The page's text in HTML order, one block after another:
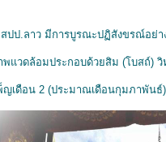
ปป.ลาว มีการบูรณะปฏิสังขรณ์อย่า
แวดล้อมประกอบด้วยสิม (โบสถ์)
เดือน 2 (ประมาณเดือนกุมภาพั